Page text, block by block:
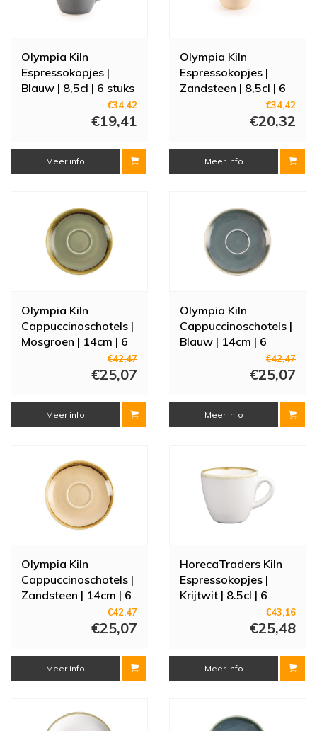
Olympia Kiln
Espressokopjes |
Blauw | 8,5cl | 6 stuks
€34,42
€19,41
Meer info
Olympia Kiln
Espressokopjes |
Zandsteen | 8,5cl | 6
€34,42
€20,32
Meer info
Olympia Kiln
Cappuccinoschotels |
Mosgroen | 14cm | 6
€42,47
€25,07
Meer info
Olympia Kiln
Cappuccinoschotels |
Blauw | 14cm | 6
€42,47
€25,07
Meer info
Olympia Kiln
Cappuccinoschotels |
Zandsteen | 14cm | 6
€42,47
€25,07
Meer info
HorecaTraders Kiln
Espressokopjes |
Krijtwit | 8.5cl | 6
€43,16
€25,48
Meer info